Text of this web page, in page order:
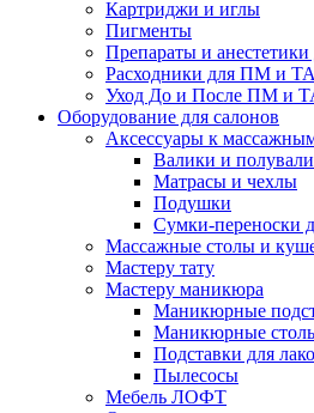
Картриджи и иглы
Пигменты
Препараты и
Расходники для ПМ и
Уход До и После ПМ и
Оборудование для салонов
Аксессуары к
Валики и
Матрасы и чехлы
Подушки
Сумки-переноски
Массажные столы и
Мастеру тату
Мастеру маникюра
Маникюрные
Маникюрные
Подставки для
Пылесосы
Мебель ЛОФТ